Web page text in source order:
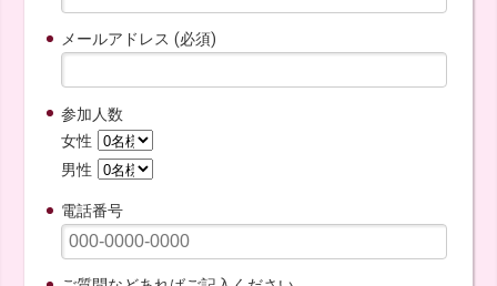
メールアドレス (必須)
参加人数
女性
男性
電話番号